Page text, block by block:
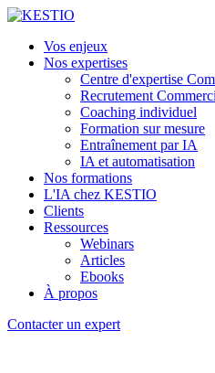
Vos enjeux
Nos expertises
Centre d'expertise
Recrutement
Coaching individuel
Formation sur mesure
Entraînement par IA
IA et automatisation
Nos formations
L'IA chez KESTIO
Clients
Ressources
Webinars
Articles
Ebooks
À propos
Contacter un expert